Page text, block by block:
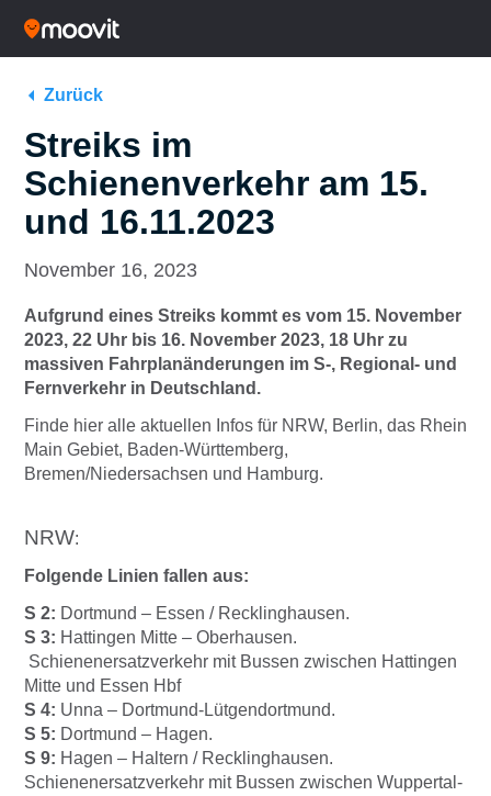
Zurück
Streiks im
Schienenverkehr am 15.
und 16.11.2023
November 16, 2023
Aufgrund eines Streiks kommt es vom 15. November
2023, 22 Uhr bis 16. November 2023, 18 Uhr zu
massiven Fahrplanänderungen im S-, Regional- und
Fernverkehr in Deutschland.
Finde hier alle aktuellen Infos für NRW, Berlin, das Rhein
Main Gebiet, Baden-Württemberg,
Bremen/Niedersachsen und Hamburg.
NRW:
Folgende Linien fallen aus:
S 2: Dortmund – Essen / Recklinghausen.
S 3: Hattingen Mitte – Oberhausen.
Schienenersatzverkehr mit Bussen zwischen Hattingen
Mitte und Essen Hbf
S 4: Unna – Dortmund-Lütgendortmund.
S 5: Dortmund – Hagen.
S 9: Hagen – Haltern / Recklinghausen.
Schienenersatzverkehr mit Bussen zwischen Wuppertal-